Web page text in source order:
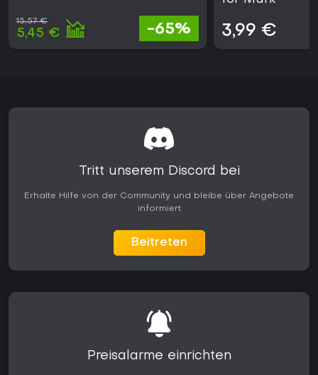
15,57 €
5,45 € -65% 3,99 €
Tritt unserem Discord bei
Erhalte Hilfe von der Community und bleibe über Angebote
informiert
Beitreten
Preisalarme einrichten